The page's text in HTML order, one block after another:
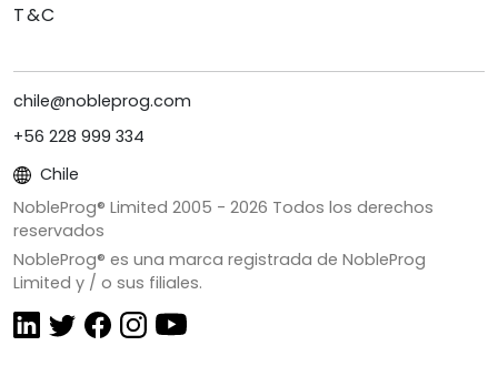
T&C
chile@nobleprog.com
+56 228 999 334
Chile
NobleProg® Limited 2005 - 2026 Todos los derechos
reservados
NobleProg® es una marca registrada de NobleProg
Limited y / o sus filiales.